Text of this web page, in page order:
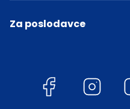
Za poslodavce